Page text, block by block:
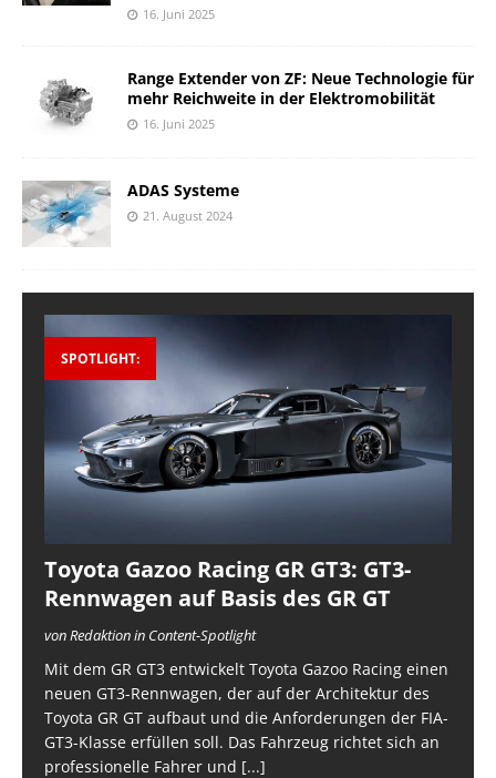
16. Juni 2025
Range Extender von ZF: Neue Technologie für
mehr Reichweite in der Elektromobilität
16. Juni 2025
ADAS Systeme
21. August 2024
SPOTLIGHT:
Toyota Gazoo Racing GR GT3: GT3-
Rennwagen auf Basis des GR GT
von Redaktion in Content-Spotlight
Mit dem GR GT3 entwickelt Toyota Gazoo Racing einen
neuen GT3-Rennwagen, der auf der Architektur des
Toyota GR GT aufbaut und die Anforderungen der FIA-
GT3-Klasse erfüllen soll. Das Fahrzeug richtet sich an
professionelle Fahrer und [...]